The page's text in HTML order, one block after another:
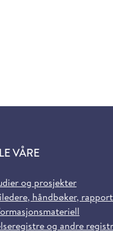
VÅRE
og prosjekter
håndbøker,
og andre